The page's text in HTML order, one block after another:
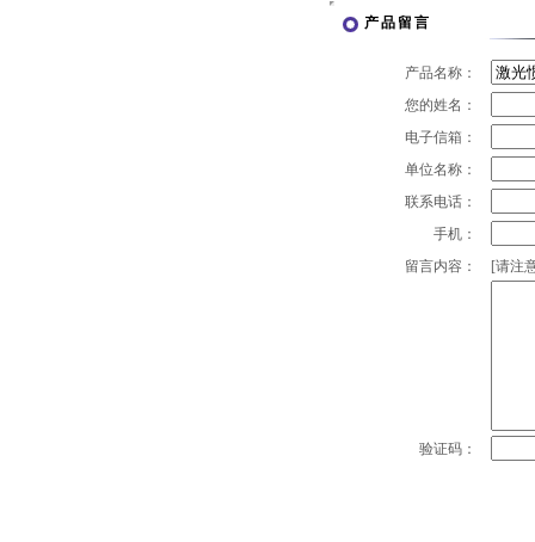
产品留言
产品名称：
您的姓名：
电子信箱：
单位名称：
联系电话：
手机：
留言内容：
[请注
验证码：